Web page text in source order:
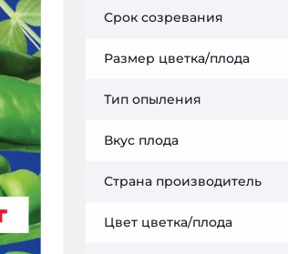
Срок созревания
Размер цветка/плода
Тип опыления
Вкус плода
Страна производитель
Цвет цветка/плода